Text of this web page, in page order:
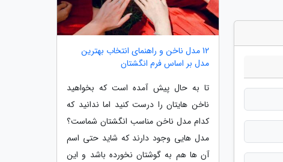
12 مدل ناخن و راهنمای انتخاب بهترین
مدل بر اساس فرم انگشتان
تا به حال پیش آمده است که بخواهید
ناخن هایتان را درست کنید اما ندانید که
کدام مدل ناخن مناسب انگشتان شماست؟
مدل هایی وجود دارند که شاید حتی اسم
آن ها هم به گوشتان نخورده باشد و این